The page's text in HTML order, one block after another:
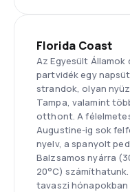
Florida Coast
Az Egyesült
partvidék egy
strandok, olyan
Tampa, valamint
otthont. A
Augustine-ig sok
nyelv, a spanyolt
Balzsamos nyárra
20°C)
tavaszi hónapokban